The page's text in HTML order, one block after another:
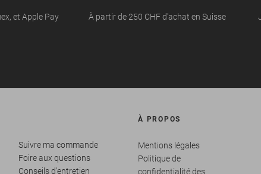
et Apple Pay À partir de 250 CHF d'achat en Suisse
Suivre ma commande
Foire aux questions
Conseils d'entretien
À PROPOS
Mentions légales
Politique de
confidentialité des